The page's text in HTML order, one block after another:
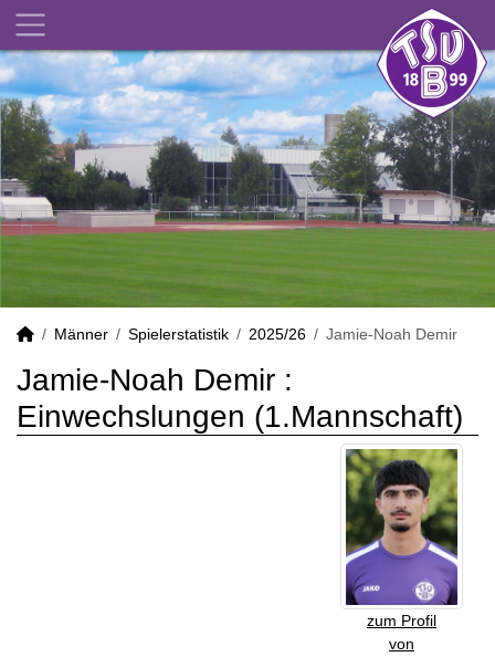
Männer Spielerstatistik 2025/26 Jamie-Noah Demir
Jamie-Noah Demir :
Einwechslungen (1.Mannschaft)
zum Profil
von